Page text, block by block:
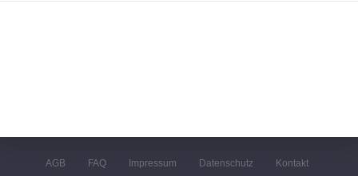
AGB FAQ Impressum Datenschutz Kontakt